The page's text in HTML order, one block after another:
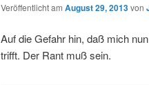
Veröffentlicht am August 29, 2013von
Auf die Gefahr hin, daß mich
trifft. Der Rant muß sein.